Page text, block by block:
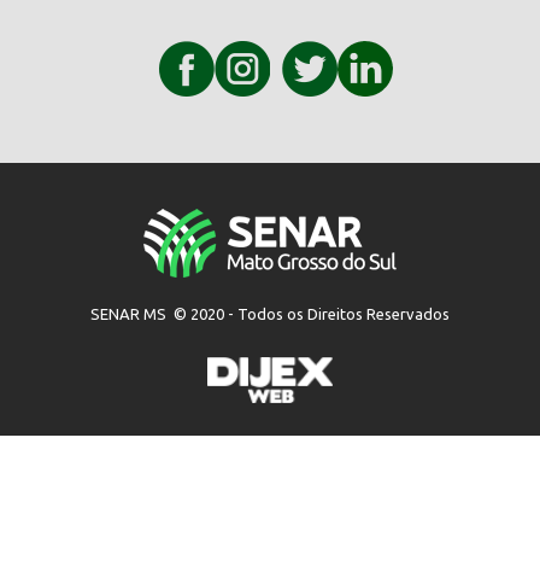
SENAR MS © 2020 - Todos os Direitos Reservados